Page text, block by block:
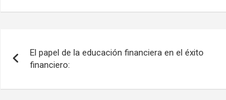
de
entradas
El papel de la educación financiera en el éxito
financiero: